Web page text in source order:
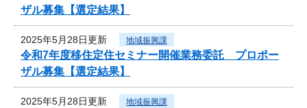
ザル募集【選定結果】
2025年5月28日更新 地域振興課
令和7年度移住定住セミナー開催業務委託 プロポー
ザル募集【選定結果】
2025年5月28日更新 地域振興課